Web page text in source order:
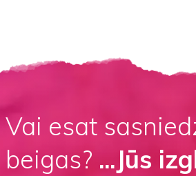
Vai esat
beigas? ...Jūs